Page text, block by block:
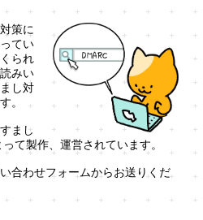
策に
てい
られ
みい
し対
。
まし
って製作、運営されています。
合わせフォームからお送りくだ